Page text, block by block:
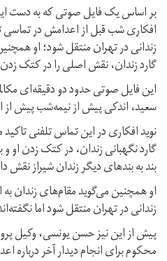
بر اساس یک فایل صوتی که به دست
افکاری شب قبل از اعدامش در تماسی
زندانی در تهران منتقل شود؛ او
گارد زندان، نقش اصلی را در کتک
این فایل صوتی حدود دو دقیقه‌ای
سعید، اندکی پیش از نیمه‌شب پیش
نوید افکاری در این تماس تلفنی
گارد نگهبانی زندان، در کتک زدن او و
بند به بندهای دیگر زندان شیراز نقش
او همچنین می‌گوید مقام‌های زندان به
زندانی در تهران منتقل شود اما
پیش از این نیز حسن یونسی، وکیل
محکوم برای انجام دیدار آخر درباره